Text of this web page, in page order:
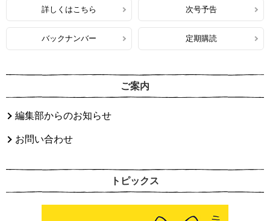
詳しくはこちら 次号予告
バックナンバー 定期購読
ご案内
編集部からのお知らせ
お問い合わせ
トピックス